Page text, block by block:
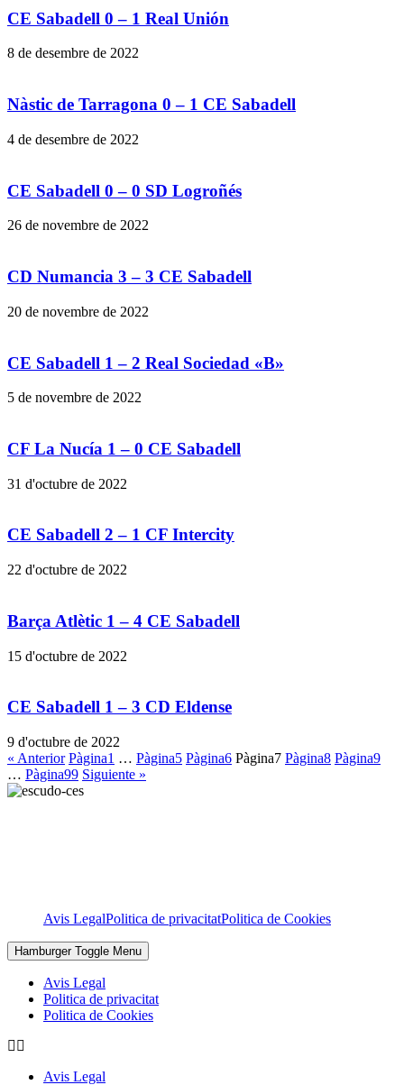
CE Sabadell 0 – 1 Real Unión
8 de desembre de 2022
Nàstic de Tarragona 0 – 1 CE Sabadell
4 de desembre de 2022
CE Sabadell 0 – 0 SD Logroñés
26 de novembre de 2022
CD Numancia 3 – 3 CE Sabadell
20 de novembre de 2022
CE Sabadell 1 – 2 Real Sociedad «B»
5 de novembre de 2022
CF La Nucía 1 – 0 CE Sabadell
31 d'octubre de 2022
CE Sabadell 2 – 1 CF Intercity
22 d'octubre de 2022
Barça Atlètic 1 – 4 CE Sabadell
15 d'octubre de 2022
CE Sabadell 1 – 3 CD Eldense
9 d'octubre de 2022
« Anterior Pàgina1 … Pàgina5 Pàgina6 Pàgina7 Pàgina8 Pàgina9
… Pàgina99 Siguiente »
Avis LegalPolitica de privacitatPolitica de Cookies
Hamburger Toggle Menu
Avis Legal
Politica de privacitat
Politica de Cookies
Avis Legal